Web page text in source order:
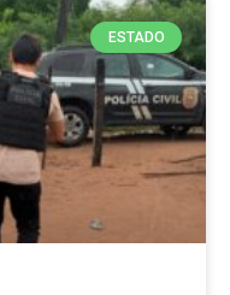
ESTADO